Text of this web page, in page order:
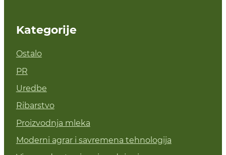
Kategorije
Ostalo
PR
Uredbe
Ribarstvo
Proizvodnja mleka
Moderni agrar i savremena tehnologija